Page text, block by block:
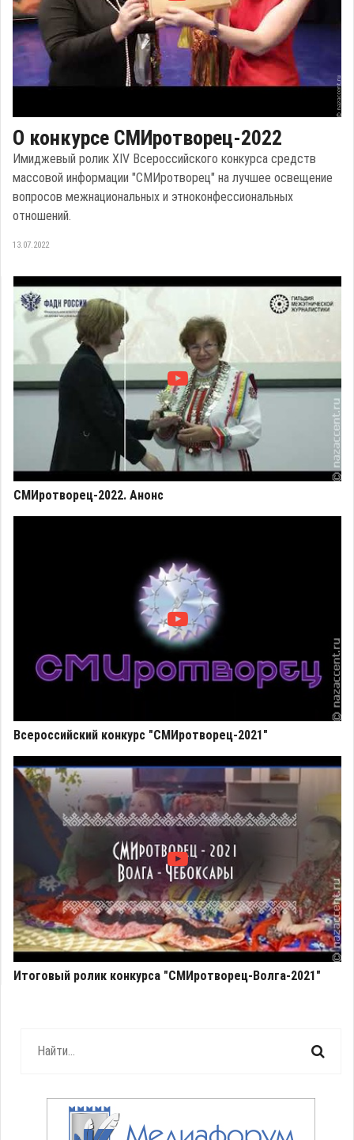
О конкурсе СМИротворец-2022
Имиджевый ролик ХIV Всероссийского конкурса средств
массовой информации "СМИротворец" на лучшее освещение
вопросов межнациональных и этноконфессиональных
отношений.
13.07.2022
СМИротворец-2022. Анонс
Всероссийский конкурс "СМИротворец-2021"
Итоговый ролик конкурса "СМИротворец-Волга-2021"